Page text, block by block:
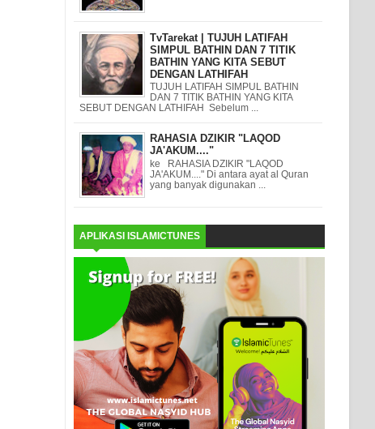
TvTarekat | TUJUH LATIFAH
SIMPUL BATHIN DAN 7 TITIK
BATHIN YANG KITA SEBUT
DENGAN LATHIFAH
TUJUH LATIFAH SIMPUL BATHIN
DAN 7 TITIK BATHIN YANG KITA
SEBUT DENGAN LATHIFAH Sebelum ...
RAHASIA DZIKIR "LAQOD
JA'AKUM...."
ke RAHASIA DZIKIR "LAQOD
JA'AKUM...." Di antara ayat al Quran
yang banyak digunakan ...
APLIKASI ISLAMICTUNES